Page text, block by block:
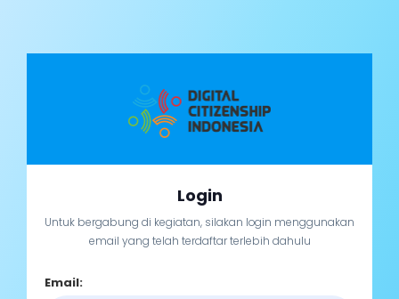
Login
Untuk bergabung di kegiatan, silakan login menggunakan
email yang telah terdaftar terlebih dahulu
Email: